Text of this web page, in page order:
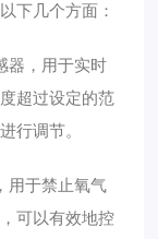
下几个方面：
，用于实时
超过设定的范
行调节。
于禁止氧气
可以有效地控